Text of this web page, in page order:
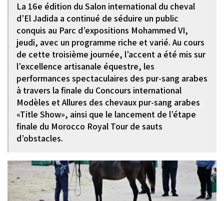
La 16e édition du Salon international du cheval
d’El Jadida a continué de séduire un public
conquis au Parc d’expositions Mohammed VI,
jeudi, avec un programme riche et varié. Au cours
de cette troisième journée, l’accent a été mis sur
l’excellence artisanale équestre, les
performances spectaculaires des pur-sang arabes
à travers la finale du Concours international
Modèles et Allures des chevaux pur-sang arabes
«Title Show», ainsi que le lancement de l’étape
finale du Morocco Royal Tour de sauts
d’obstacles.